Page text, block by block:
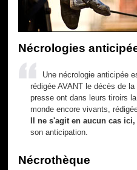
Nécrologies
Une nécrologie anticipée
rédigée AVANT le décès de
presse ont dans leurs tiroirs
monde encore vivants,
Il ne s'agit en aucun cas
son anticipation.
Nécrothèque